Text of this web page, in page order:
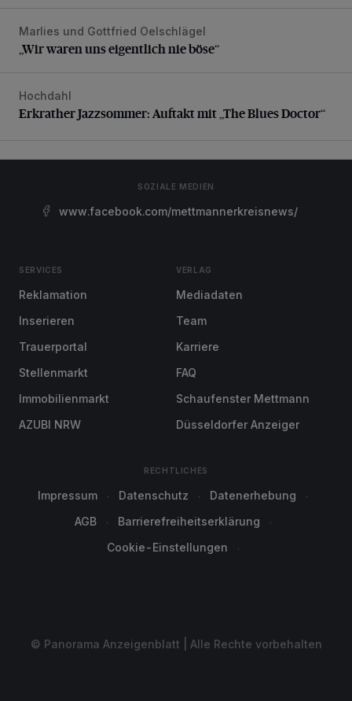
„Wir waren uns eigentlich nie böse“
Marlies und Gottfried Oelschlägel
„Wir waren uns eigentlich nie böse“
Erkrather Jazzsommer: Auftakt mit „The Blues Doctor“
Hochdahl
Erkrather Jazzsommer: Auftakt mit „The Blues Doctor“
SOZIALE MEDIEN
www.facebook.com/mettmannerkreisnews/
SERVICES
Reklamation
Inserieren
Trauerportal
Stellenmarkt
Immobilienmarkt
AZUBI NRW
VERLAG
Mediadaten
Team
Karriere
FAQ
Schaufenster Mettmann
Düsseldorfer Anzeiger
RECHTLICHES
Impressum Datenschutz
Datenerhebung
AGB
Barrierefreiheitserklärung
Cookie-Einstellungen
© Panorama Anzeigenblatt | Alle Rechte vorbehalten